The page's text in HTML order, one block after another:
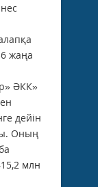
жаңа
ӘКК»
дейін
Оның
млн